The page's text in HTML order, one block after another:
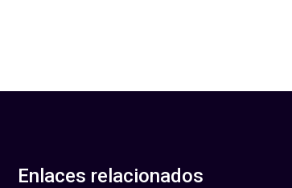
Enlaces relacionados